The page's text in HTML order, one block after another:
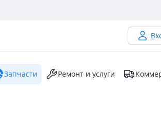
Запчасти Ремонт и услуги